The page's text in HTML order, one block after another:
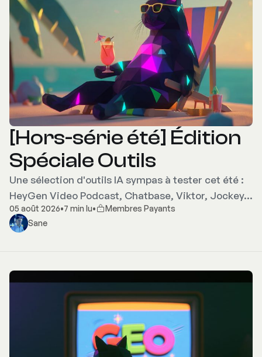
[Hors-série été] Édition
Spéciale Outils
Une sélection d'outils IA sympas à tester cet été :
HeyGen Video Podcast, Chatbase, Viktor, Jockey…
05 août 2026•7 min lu•
Membres Payants
Sane